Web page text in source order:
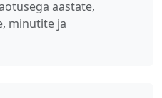
aastate,
minutite ja